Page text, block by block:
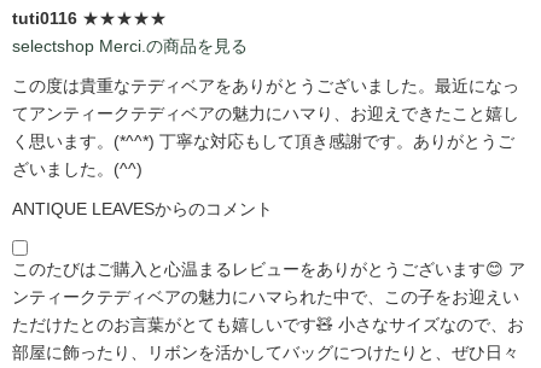
tuti0116 ★★★★★
selectshop Merci.の商品を見る
この度は貴重なテディベアをありがとうございました。最近になっ
てアンティークテディベアの魅力にハマり、お迎えできたこと嬉し
く思います。(*^^*) 丁寧な対応もして頂き感謝です。ありがとうご
ざいました。(^^)
ANTIQUE LEAVESからのコメント
このたびはご購入と心温まるレビューをありがとうございます😊 ア
ンティークテディベアの魅力にハマられた中で、この子をお迎えい
ただけたとのお言葉がとても嬉しいです🧸 小さなサイズなので、お
部屋に飾ったり、リボンを活かしてバッグにつけたりと、ぜひ日々